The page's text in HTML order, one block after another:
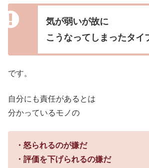
気が弱いが故に
こうなってしまったタイ
です。
自分にも責任があるとは
分かっているモノの
・怒られるのが嫌だ
・評価を下げられるの嫌だ